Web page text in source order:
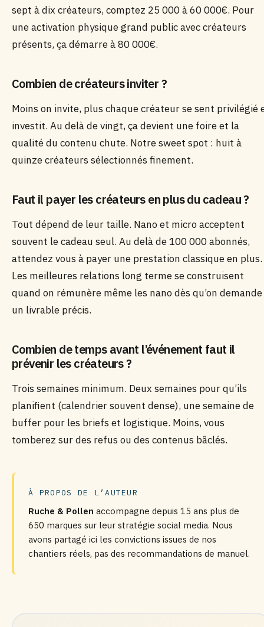
sept à dix créateurs, comptez 25 000 à 60 000€. Pour
une activation physique grand public avec créateurs
présents, ça démarre à 80 000€.
Combien de créateurs inviter ?
Moins on invite, plus chaque créateur se sent privilégié
investit. Au delà de vingt, ça devient une foire et la
qualité du contenu chute. Notre sweet spot : huit à
quinze créateurs sélectionnés finement.
Faut il payer les créateurs en plus du cadeau ?
Tout dépend de leur taille. Nano et micro acceptent
souvent le cadeau seul. Au delà de 100 000 abonnés,
attendez vous à payer une prestation classique en plus.
Les meilleures relations long terme se construisent
quand on rémunère même les nano dès qu’on demande
un livrable précis.
Combien de temps avant l’événement faut il
prévenir les créateurs ?
Trois semaines minimum. Deux semaines pour qu’ils
planifient (calendrier souvent dense), une semaine de
buffer pour les briefs et logistique. Moins, vous
tomberez sur des refus ou des contenus bâclés.
À PROPOS DE L’AUTEUR
Ruche & Pollen accompagne depuis 15 ans plus de
650 marques sur leur stratégie social media. Nous
avons partagé ici les convictions issues de nos
chantiers réels, pas des recommandations de manuel.